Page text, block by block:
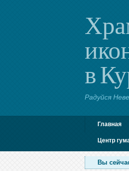
в
Радуйся
Главная
Центр
Вы